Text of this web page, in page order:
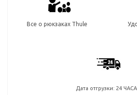
Все о рюкзаках Thule
Дата отгрузки: 24 ЧАСА